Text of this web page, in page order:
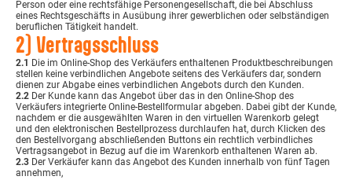
Person oder eine rechtsfähige Personengesellschaft, die bei Abschluss
eines Rechtsgeschäfts in Ausübung ihrer gewerblichen oder selbständigen
beruflichen Tätigkeit handelt.
2) Vertragsschluss
2.1 Die im Online-Shop des Verkäufers enthaltenen Produktbeschreibungen
stellen keine verbindlichen Angebote seitens des Verkäufers dar, sondern
dienen zur Abgabe eines verbindlichen Angebots durch den Kunden.
2.2 Der Kunde kann das Angebot über das in den Online-Shop des
Verkäufers integrierte Online-Bestellformular abgeben. Dabei gibt der Kunde,
nachdem er die ausgewählten Waren in den virtuellen Warenkorb gelegt
und den elektronischen Bestellprozess durchlaufen hat, durch Klicken des
den Bestellvorgang abschließenden Buttons ein rechtlich verbindliches
Vertragsangebot in Bezug auf die im Warenkorb enthaltenen Waren ab.
2.3 Der Verkäufer kann das Angebot des Kunden innerhalb von fünf Tagen
annehmen,